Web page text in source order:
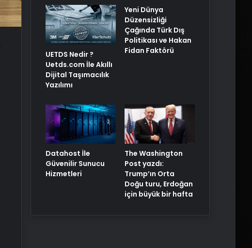
UETDS Nedir ?
Uetds.com İle Akıllı
Dijital Taşımacılık
Yazılımı
Yeni Dünya
Düzensizliği
Çağında Türk Dış
Politikası ve Hakan
Fidan Faktörü
Datahost İle
Güvenilir Sunucu
Hizmetleri
The Washington
Post yazdı:
Trump’ın Orta
Doğu turu, Erdoğan
için büyük bir hafta